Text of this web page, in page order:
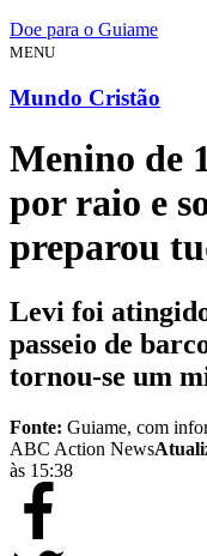
Doe para o Guiame
MENU
Mundo Cristão
Menino de
por raio e
preparou
Levi foi
passeio de
tornou-se um
Fonte: Guiame, com
ABC Action News
às 15:38